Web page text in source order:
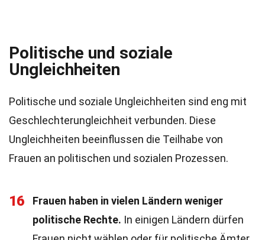
Politische und soziale
Ungleichheiten
Politische und soziale Ungleichheiten sind eng mit
Geschlechterungleichheit verbunden. Diese
Ungleichheiten beeinflussen die Teilhabe von
Frauen an politischen und sozialen Prozessen.
16
Frauen haben in vielen Ländern weniger
politische Rechte. In einigen Ländern dürfen